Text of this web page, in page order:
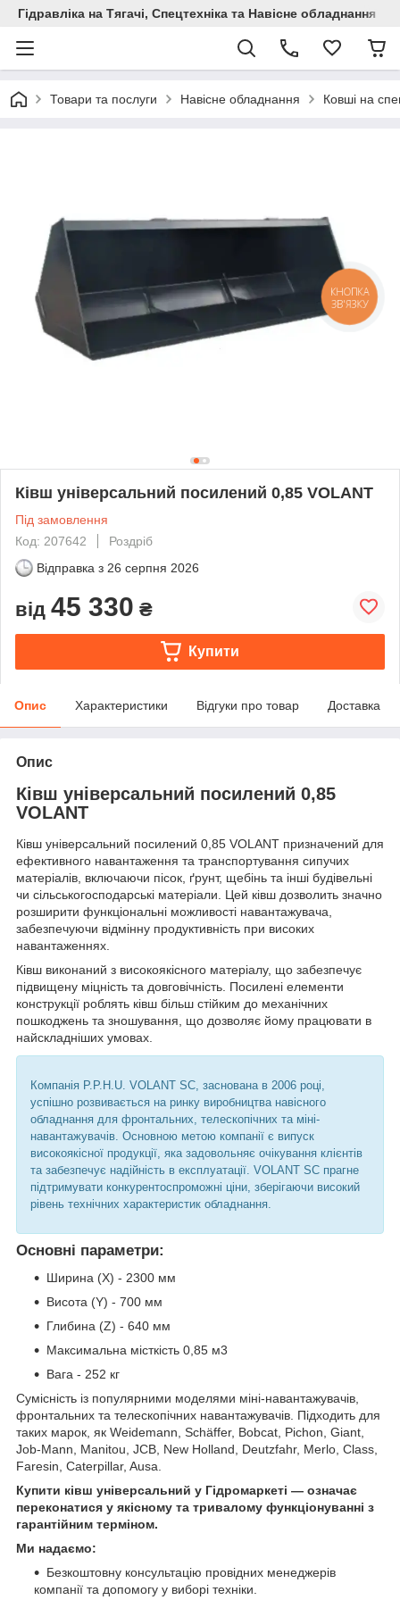
Гідравліка на Тягачі, Спецтехніка та Навісне обладнання
Товари та послуги Навісне обладнання Ковші на
Ківш універсальний посилений 0,85 VOLANT
Під замовлення
Код: 207642
Роздріб
Відправка з 26 серпня 2026
від 45 330 ₴
Купити
Опис Характеристики Відгуки про товар Доставка
Опис
Ківш універсальний посилений 0,85
VOLANT
Ківш універсальний посилений 0,85 VOLANT призначений для
ефективного навантаження та транспортування сипучих
матеріалів, включаючи пісок, ґрунт, щебінь та інші будівельні
чи сільськогосподарські матеріали. Цей ківш дозволить значно
розширити функціональні можливості навантажувача,
забезпечуючи відмінну продуктивність при високих
навантаженнях.
Ківш виконаний з високоякісного матеріалу, що забезпечує
підвищену міцність та довговічність. Посилені елементи
конструкції роблять ківш більш стійким до механічних
пошкоджень та зношування, що дозволяє йому працювати в
найскладніших умовах.
Компанія P.P.H.U. VOLANT SC, заснована в 2006 році,
успішно розвивається на ринку виробництва навісного
обладнання для фронтальних, телескопічних та міні-
навантажувачів. Основною метою компанії є випуск
високоякісної продукції, яка задовольняє очікування клієнтів
та забезпечує надійність в експлуатації. VOLANT SC прагне
підтримувати конкурентоспроможні ціни, зберігаючи високий
рівень технічних характеристик обладнання.
Основні параметри:
Ширина (X) - 2300 мм
Висота (Y) - 700 мм
Глибина (Z) - 640 мм
Максимальна місткість 0,85 м3
Вага - 252 кг
Сумісність із популярними моделями міні-навантажувачів,
фронтальних та телескопічних навантажувачів. Підходить для
таких марок, як Weidemann, Schäffer, Bobcat, Pichon, Giant,
Job-Mann, Manitou, JCB, New Holland, Deutzfahr, Merlo, Class,
Faresin, Caterpillar, Ausa.
Купити ківш універсальний у Гідромаркеті — означає
переконатися у якісному та тривалому функціонуванні з
гарантійним терміном.
Ми надаємо:
Безкоштовну консультацію провідних менеджерів
компанії та допомогу у виборі техніки.
КНОПКА
ЗВ'ЯЗКУ